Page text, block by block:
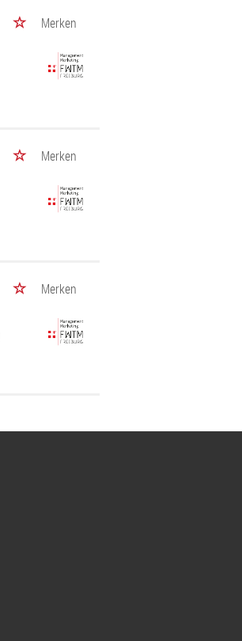
Merken
Merken
Merken